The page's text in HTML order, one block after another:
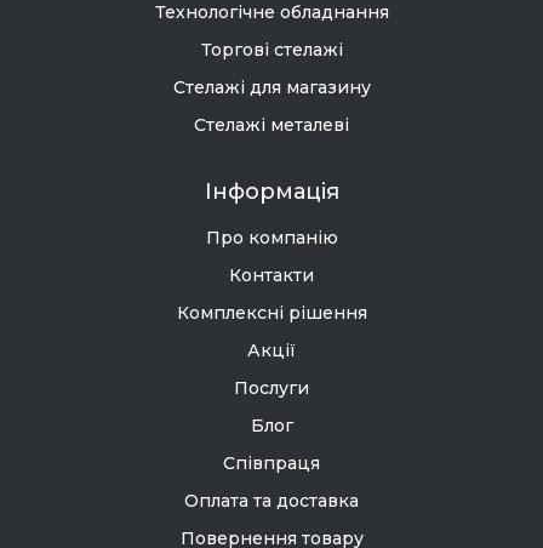
Технологічне обладнання
Торгові стелажі
Стелажі для магазину
Стелажі металеві
Інформація
Про компанію
Контакти
Комплексні рішення
Акції
Послуги
Блог
Співпраця
Оплата та доставка
Повернення товару